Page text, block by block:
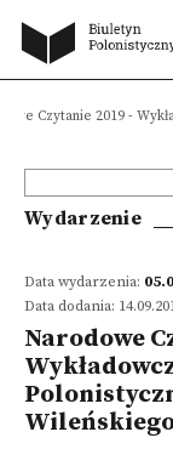
Czytanie 2019 -
Wydarzenie
Data wydarzenia:
Data dodania:
Narodowe